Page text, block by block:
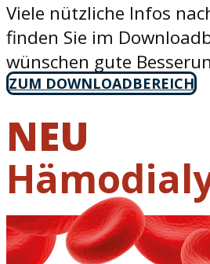
Viele nützliche Infos
finden Sie im
wünschen gute
ZUM DOWNLOADBEREICH
NEU